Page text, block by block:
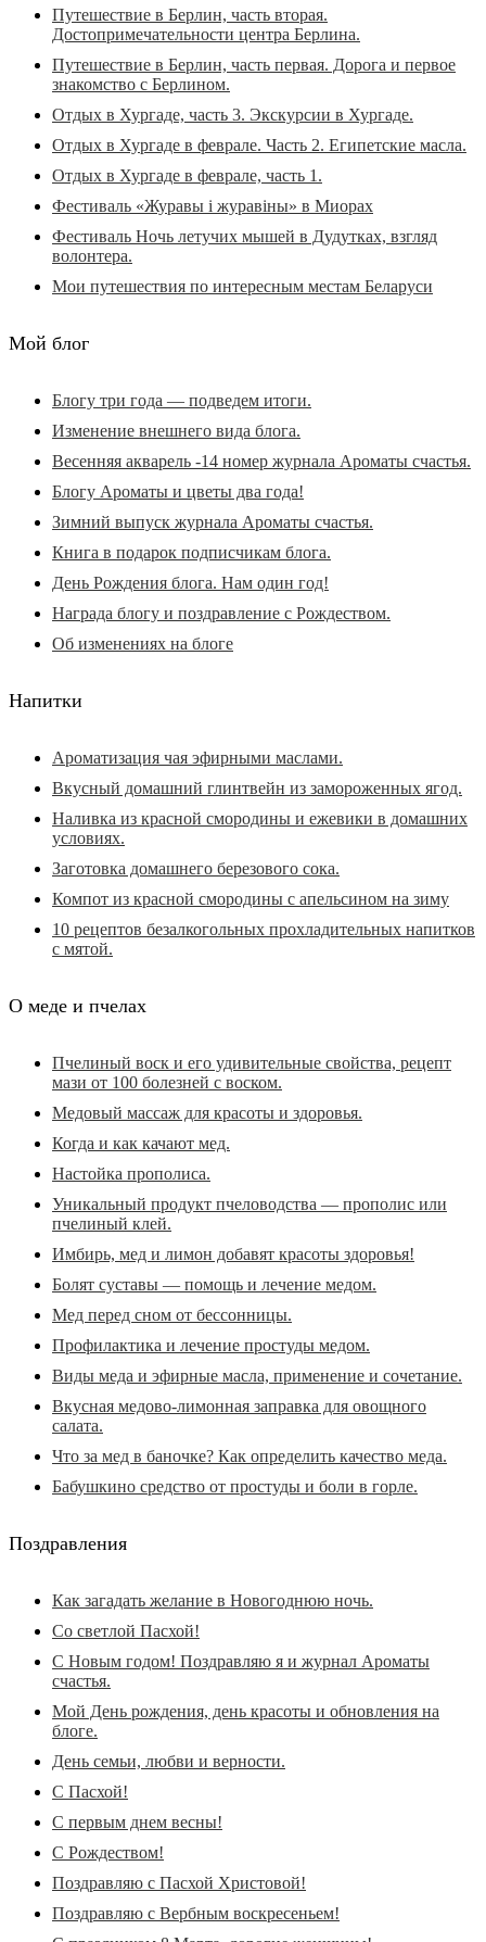
Путешествие в Берлин, часть вторая.
Достопримечательности центра Берлина.
Путешествие в Берлин, часть первая. Дорога и первое
знакомство с Берлином.
Отдых в Хургаде, часть 3. Экскурсии в Хургаде.
Отдых в Хургаде в феврале. Часть 2. Египетские масла.
Отдых в Хургаде в феврале, часть 1.
Фестиваль «Журавы і журавіны» в Миорах
Фестиваль Ночь летучих мышей в Дудутках, взгляд
волонтера.
Мои путешествия по интересным местам Беларуси
Мой блог
Блогу три года — подведем итоги.
Изменение внешнего вида блога.
Весенняя акварель -14 номер журнала Ароматы счастья.
Блогу Ароматы и цветы два года!
Зимний выпуск журнала Ароматы счастья.
Книга в подарок подписчикам блога.
День Рождения блога. Нам один год!
Награда блогу и поздравление с Рождеством.
Об изменениях на блоге
Напитки
Ароматизация чая эфирными маслами.
Вкусный домашний глинтвейн из замороженных ягод.
Наливка из красной смородины и ежевики в домашних
условиях.
Заготовка домашнего березового сока.
Компот из красной смородины с апельсином на зиму
10 рецептов безалкогольных прохладительных напитков
с мятой.
О меде и пчелах
Пчелиный воск и его удивительные свойства, рецепт
мази от 100 болезней с воском.
Медовый массаж для красоты и здоровья.
Когда и как качают мед.
Настойка прополиса.
Уникальный продукт пчеловодства — прополис или
пчелиный клей.
Имбирь, мед и лимон добавят красоты здоровья!
Болят суставы — помощь и лечение медом.
Мед перед сном от бессонницы.
Профилактика и лечение простуды медом.
Виды меда и эфирные масла, применение и сочетание.
Вкусная медово-лимонная заправка для овощного
салата.
Что за мед в баночке? Как определить качество меда.
Бабушкино средство от простуды и боли в горле.
Поздравления
Как загадать желание в Новогоднюю ночь.
Со светлой Пасхой!
С Новым годом! Поздравляю я и журнал Ароматы
счастья.
Мой День рождения, день красоты и обновления на
блоге.
День семьи, любви и верности.
С Пасхой!
С первым днем весны!
С Рождеством!
Поздравляю с Пасхой Христовой!
Поздравляю с Вербным воскресеньем!